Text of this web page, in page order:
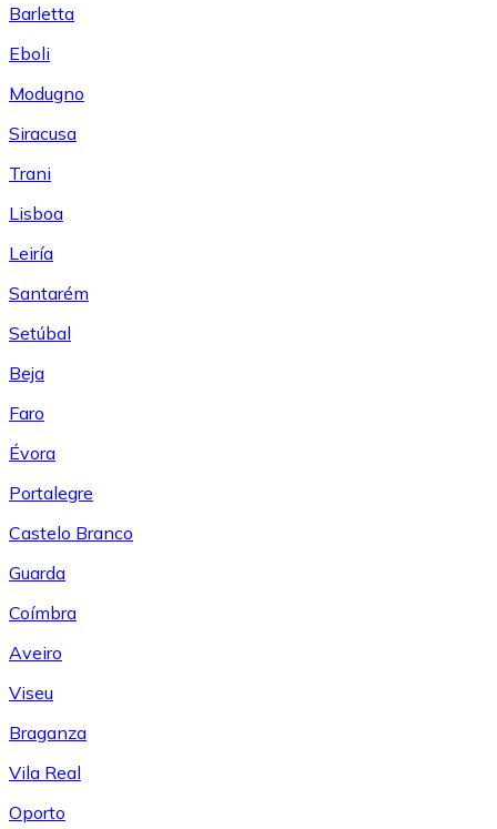
Barletta
Eboli
Modugno
Siracusa
Trani
Lisboa
Leiría
Santarém
Setúbal
Beja
Faro
Évora
Portalegre
Castelo Branco
Guarda
Coímbra
Aveiro
Viseu
Braganza
Vila Real
Oporto